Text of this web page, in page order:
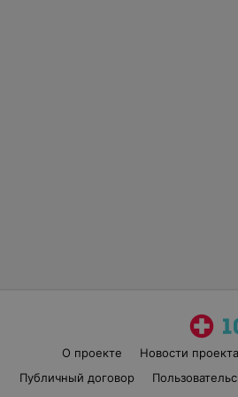
О проекте Новости проекта
Публичный договор